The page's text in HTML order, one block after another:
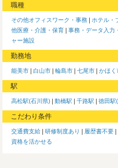
職種
その他オフィスワーク・事務 ホテル・
他医療・介護・保育
事務・データ入力
ャー施設
勤務地
能美市 白山市 輪島市 七尾市 かほく
駅
高松駅(石川県) 動橋駅 千路駅 徳田駅
こだわり条件
交通費支給 研修制度あり 履歴書不要
資格を活かせる